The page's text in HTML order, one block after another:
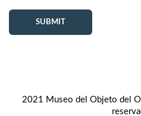
2021 Museo del Objeto del